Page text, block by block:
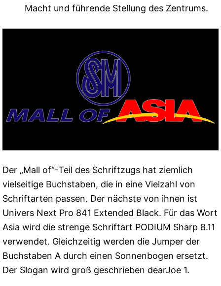
Macht und führende Stellung des Zentrums.
Der „Mall of“-Teil des Schriftzugs hat ziemlich
vielseitige Buchstaben, die in eine Vielzahl von
Schriftarten passen. Der nächste von ihnen ist
Univers Next Pro 841 Extended Black. Für das Wort
Asia wird die strenge Schriftart PODIUM Sharp 8.11
verwendet. Gleichzeitig werden die Jumper der
Buchstaben A durch einen Sonnenbogen ersetzt.
Der Slogan wird groß geschrieben dearJoe 1.